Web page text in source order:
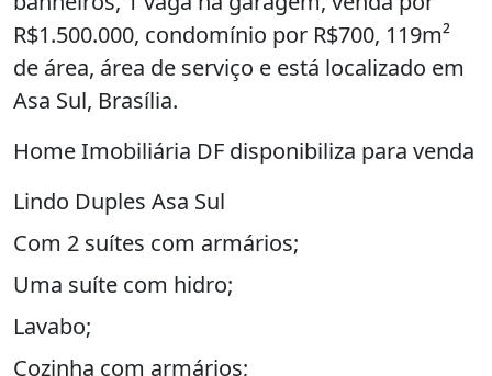
O imóvel "Duplex asa sul 119 m², 2 suítes,
armários" possui 2 dormitórios, 2 suítes, 4
banheiros, 1 vaga na garagem, venda por
R$1.500.000, condomínio por R$700, 119m²
Asa Sul, Brasília.
Lindo Duples Asa Sul
Com 2 suítes com armários;